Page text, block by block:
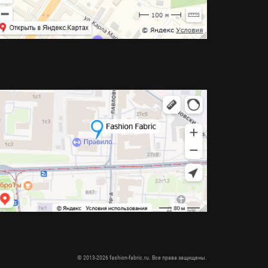
© 2013-2026 fashion-fabric.ru. Все права защищены.